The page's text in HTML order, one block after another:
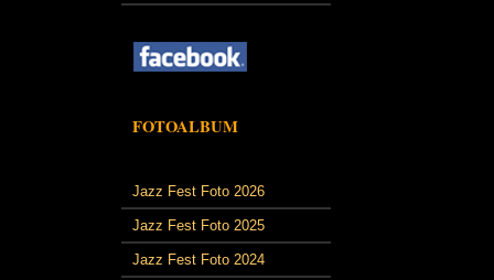
FOTOALBUM
Jazz Fest Foto 2026
Jazz Fest Foto 2025
Jazz Fest Foto 2024